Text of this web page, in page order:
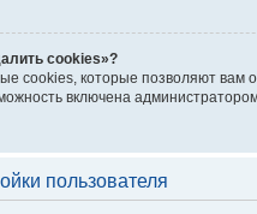
cookies»?
cookies, которые позволяют вам
включена
пользователя